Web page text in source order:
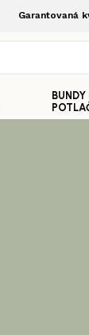
Garantovaná
BUNDY